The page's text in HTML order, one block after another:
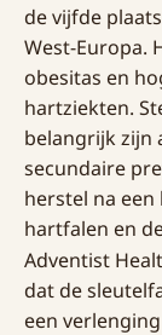
de vijfde
West-Europa.
obesitas en
hartziekten.
belangrijk zijn
secundaire
herstel na
hartfalen en
Adventist
dat de
een